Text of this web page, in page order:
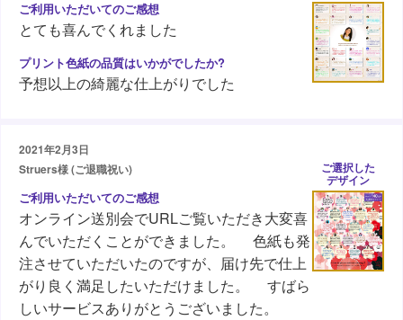
とても喜んでくれました
予想以上の綺麗な仕上がりでした
2021年2月3日
Struers様 (ご退職祝い)
オンライン送別会でURLご覧いただき大変喜
んでいただくことができました。 色紙も発
注させていただいたのですが、届け先で仕上
がり良く満足したいただけました。 すばら
しいサービスありがとうございました。
ご選択した
デザイン